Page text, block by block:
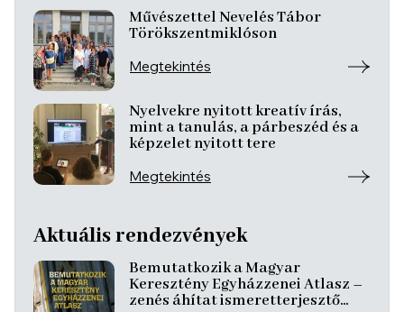
Művészettel Nevelés Tábor
Törökszentmiklóson
Megtekintés
Nyelvekre nyitott kreatív írás,
mint a tanulás, a párbeszéd és a
képzelet nyitott tere
Megtekintés
Aktuális rendezvények
Bemutatkozik a Magyar
Keresztény Egyházzenei Atlasz –
zenés áhítat ismeretterjesztő